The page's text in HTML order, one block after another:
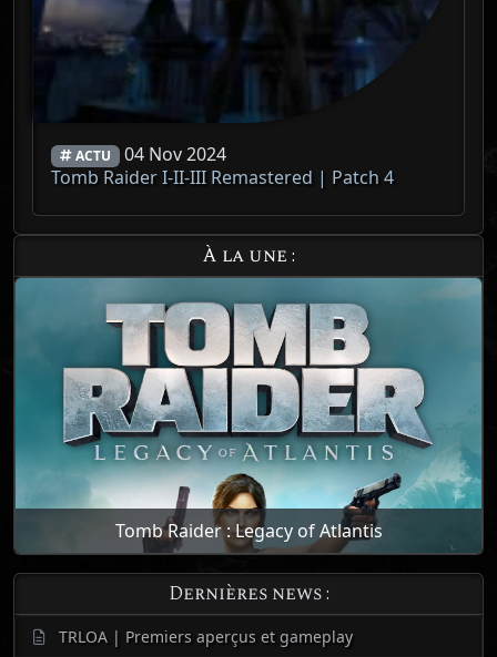
ACTU 04 Nov 2024
Tomb Raider I-II-III Remastered | Patch 4
À la une :
Tomb Raider : Legacy of Atlantis
Dernières news :
TRLOA | Premiers aperçus et gameplay